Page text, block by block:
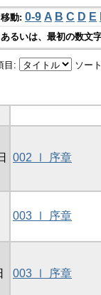
移動: 0-9 A B C D E
あるいは、最初の数文
目: ソー
002 Ⅰ 序章
003 Ⅰ 序章
003 Ⅰ 序章